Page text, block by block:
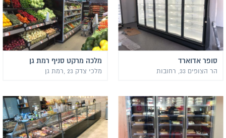
סופר אדוארד
הר הצופים 33, רחובות
מלכה מרקט סניף רמת גן
מלכי צדק 23 ,רמת גן